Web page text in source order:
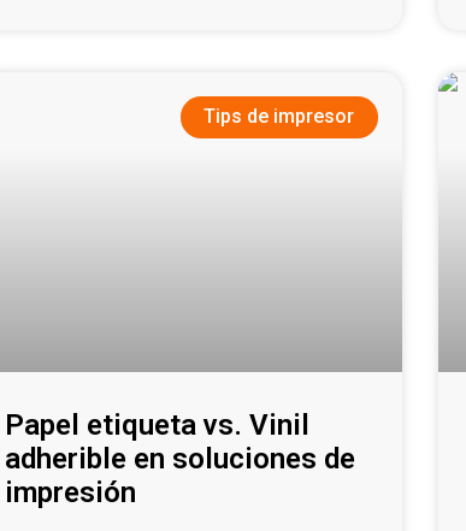
Tips de impresor
Papel etiqueta vs. Vinil
adherible en soluciones de
impresión